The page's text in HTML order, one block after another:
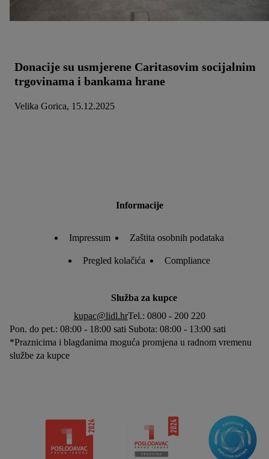
Donacije su usmjerene Caritasovim socijalnim
trgovinama i bankama hrane
Velika Gorica, 15.12.2025
Informacije
Impressum Zaštita osobnih podataka
Pregled kolačića Compliance
Služba za kupce
kupac@lidl.hrTel.: 0800 - 200 220
Pon. do pet.: 08:00 - 18:00 sati Subota: 08:00 - 13:00 sati
*Praznicima i blagdanima moguća promjena u radnom vremenu
službe za kupce